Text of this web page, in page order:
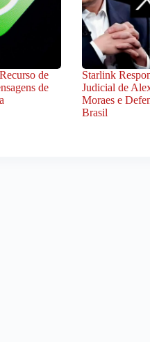
de
de
Starlink
Judicial de
Moraes e
Brasil